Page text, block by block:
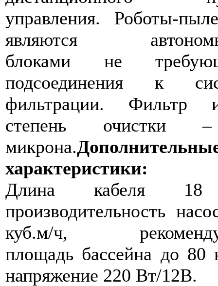
управления. Роботы-
являются
блоками не
подсоединения к
фильтрации. Фильтр
степень
микрона.
характеристики:
Длина кабеля
производительность
куб.м/ч,
площадь бассейна до 80
напряжение 220 Вт/12В.